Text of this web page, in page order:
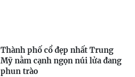
Thành phố cổ đẹp nhất Trung
Mỹ nằm cạnh ngọn núi lửa đang
phun trào